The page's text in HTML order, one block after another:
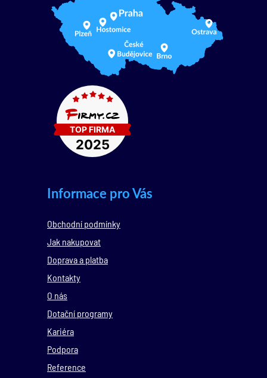
Informace pro Vás
Obchodní podmínky
Jak nakupovat
Doprava a platba
Kontakty
O nás
Dotační programy
Kariéra
Podpora
Reference